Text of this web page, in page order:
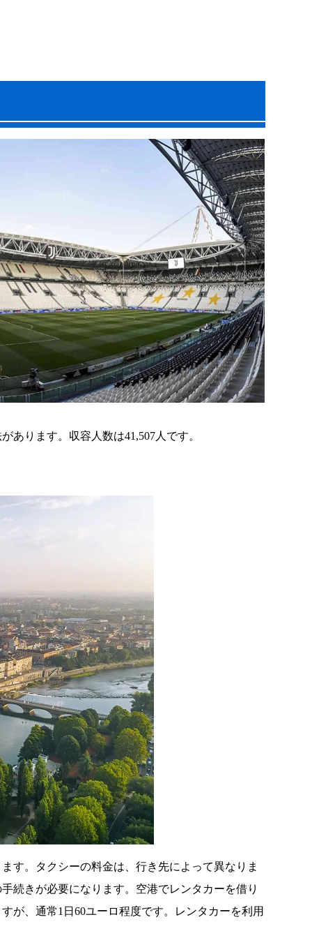
ります。収容人数は41,507人です。
す。タクシーの料金は、行き先によって異なりま
続きが必要になります。空港でレンタカーを借り
が、通常1日60ユーロ程度です。レンタカーを利用